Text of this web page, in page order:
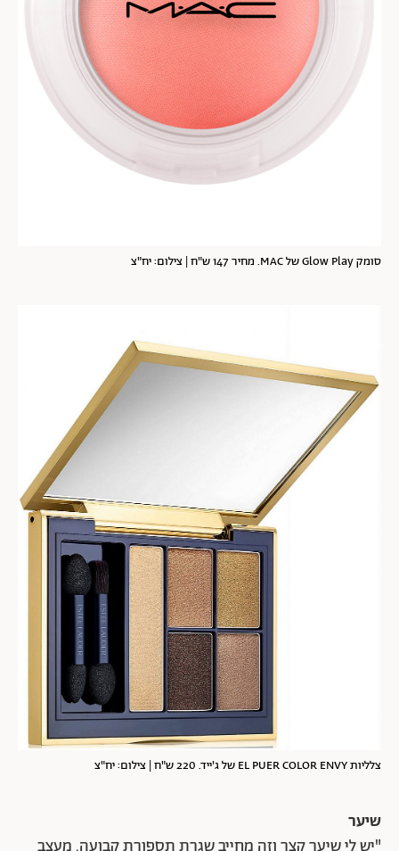
סומק Glow Play של MAC. מחיר 147 ש"ח | צילום: יח"צ
צלליות EL PUER COLOR ENVY של ג'ייד. 220 ש"ח | צילום: יח"צ
שיער
"יש לי שיער קצר וזה מחייב שגרת תספורת קבועה. מעצב